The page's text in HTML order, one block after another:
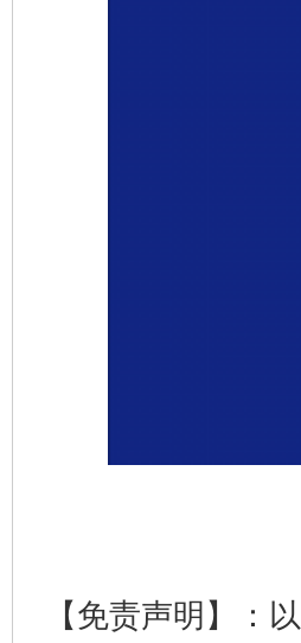
【免责声明】：